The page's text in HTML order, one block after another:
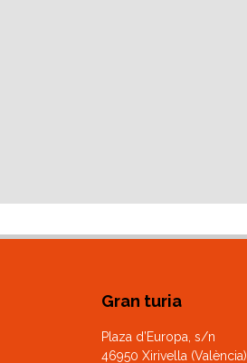
Gran turia
Plaza d’Europa, s/n
46950 Xirivella (València)